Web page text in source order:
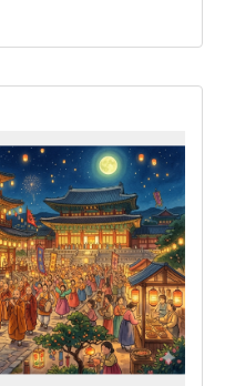
.무릇 새는 나무를 가려
(고려 우왕 14) 고려
위화도(威化島)까지